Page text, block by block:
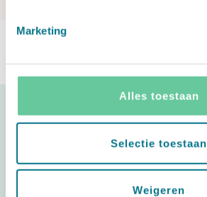
Marketing
Alles toestaan
Selectie toestaan
Weigeren
#babycadeaubon
Deel blij babynieuws!